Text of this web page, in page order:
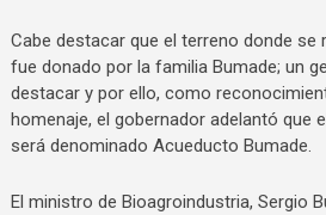
Cabe destacar que el terreno donde se
fue donado por la familia Bumade; un
destacar y por ello, como
homenaje, el gobernador adelantó que
será denominado Acueducto Bumade.
El ministro de Bioagroindustria, Sergio